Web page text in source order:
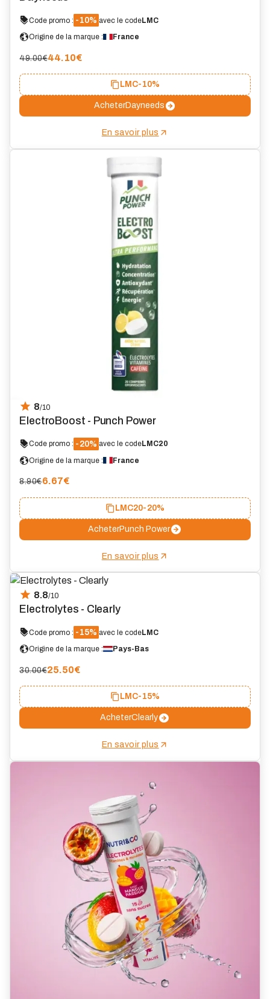
Code promo : -10% avec le codeLMC
Origine de la marque :
France
49.00€44.10€
LMC-10%
AcheterDayneeds
En savoir plus
8/10
ElectroBoost - Punch Power
Code promo : -20% avec le codeLMC20
Origine de la marque :
France
8.90€6.67€
LMC20-20%
AcheterPunch Power
En savoir plus
8.8/10
Electrolytes - Clearly
Code promo : -15% avec le codeLMC
Origine de la marque :
Pays-Bas
30.00€25.50€
LMC-15%
AcheterClearly
En savoir plus